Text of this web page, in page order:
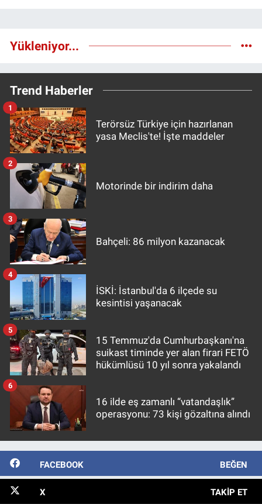
Yükleniyor...
Trend Haberler
Terörsüz Türkiye için hazırlanan
yasa Meclis'te! İşte maddeler
1
Motorinde bir indirim daha
2
Bahçeli: 86 milyon kazanacak
3
İSKİ: İstanbul'da 6 ilçede su
kesintisi yaşanacak
4
15 Temmuz'da Cumhurbaşkanı'na
suikast timinde yer alan firari FETÖ
hükümlüsü 10 yıl sonra yakalandı
5
16 ilde eş zamanlı “vatandaşlık”
operasyonu: 73 kişi gözaltına alındı
6
FACEBOOK BEĞEN
X TAKIP ET